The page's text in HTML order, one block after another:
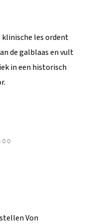
klinische les ordent
de galblaas en vult
in een historisch
Von